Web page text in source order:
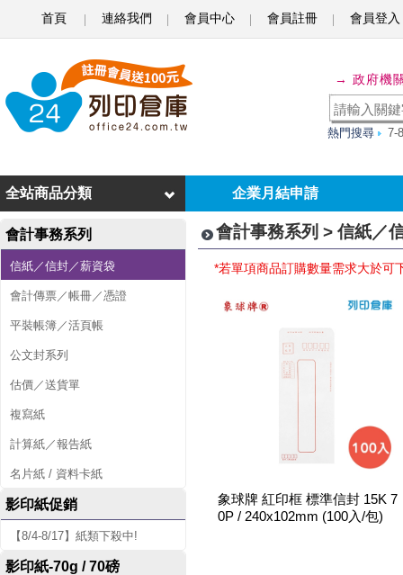
首頁 連絡我們 會員中心 會員註冊 會員登入
紙
／
封
／
薪
資
袋
→ 政府機
熱門搜尋 7-
企業月結申請
全站商品分類
會計事務系列
信紙／信封／薪資袋
會計傳票／帳冊／憑證
平裝帳簿／活頁帳
公文封系列
估價／送貨單
複寫紙
計算紙／報告紙
名片紙 / 資料卡紙
影印紙促銷
【8/4-8/17】紙類下殺中!
影印紙-70g / 70磅
會計事務系列 > 信紙／
*若單項商品訂購數量需求大於可
象球牌 紅印框 標準信封 15K 7
0P / 240x102mm (100入/包)